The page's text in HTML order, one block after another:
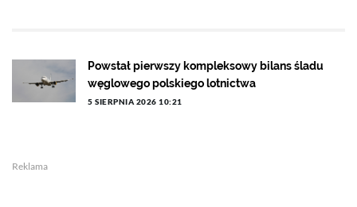
Powstał pierwszy kompleksowy bilans śladu
węglowego polskiego lotnictwa
5 SIERPNIA 2026 10:21
Reklama